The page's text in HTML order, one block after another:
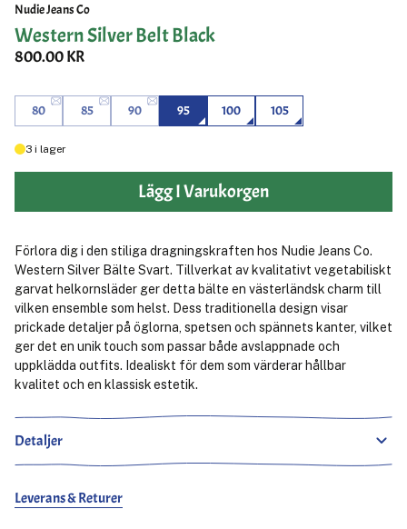
Nudie Jeans Co
Western Silver Belt Black
800.00 KR
80 85 90 95 100 105
3 i lager
Lägg I Varukorgen
Förlora dig i den stiliga dragningskraften hos Nudie Jeans Co.
Western Silver Bälte Svart. Tillverkat av kvalitativt vegetabiliskt
garvat helkornsläder ger detta bälte en västerländsk charm till
vilken ensemble som helst. Dess traditionella design visar
prickade detaljer på öglorna, spetsen och spännets kanter, vilket
ger det en unik touch som passar både avslappnade och
uppklädda outfits. Idealiskt för dem som värderar hållbar
kvalitet och en klassisk estetik.
Detaljer
Leverans & Returer